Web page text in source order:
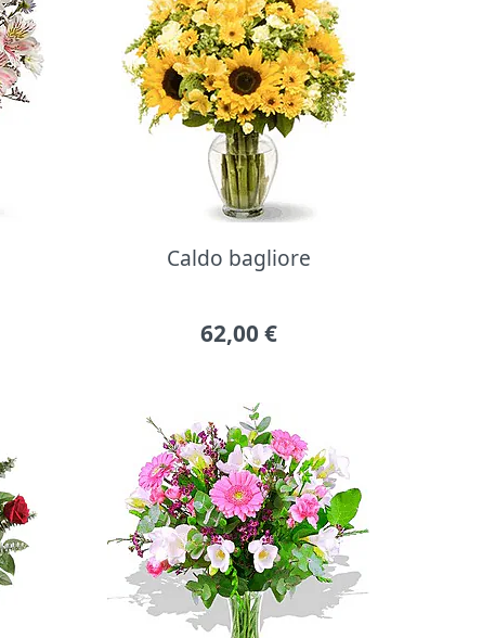
Caldo bagliore
62,00 €